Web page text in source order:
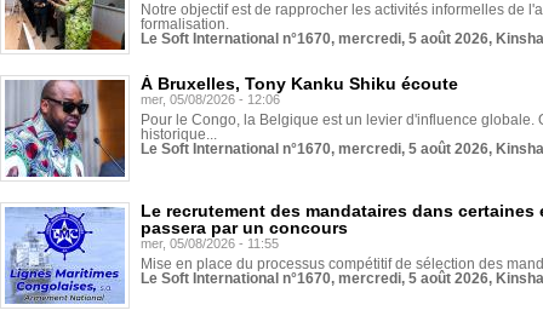
Notre objectif est de rapprocher les activités informelles de
formalisation.
Le Soft International n°1670, mercredi, 5 août 2026,
À Bruxelles, Tony Kanku Shiku écoute
mer, 05/08/2026 - 12:06
Pour le Congo, la Belgique est un levier d'influence globale.
historique...
Le Soft International n°1670, mercredi, 5 août 2026,
Le recrutement des mandataires dans
passera par un concours
mer, 05/08/2026 - 11:55
Mise en place du processus compétitif de sélection des
Le Soft International n°1670, mercredi, 5 août 2026,